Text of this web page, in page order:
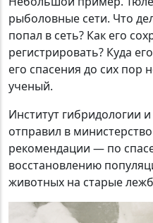
рыболовные сети. Что
попал в сеть? Как его
регистрировать? Куда
его спасения до сих пор
ученый.
Институт гибридологии
отправил в
рекомендации — по
восстановлению
животных на старые